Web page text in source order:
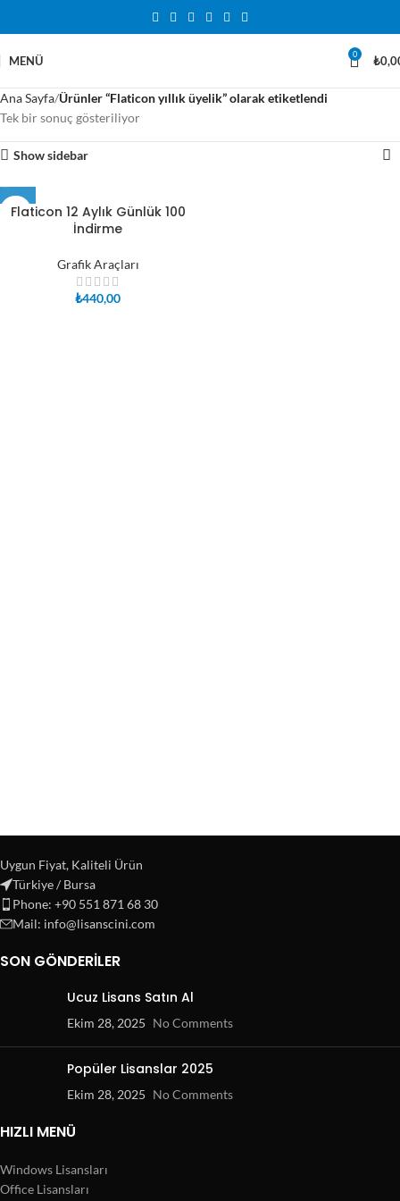
MENÜ 0 ₺
Ana Sayfa Ürünler “Flaticon yıllık üyelik” olarak etiketlendi
Tek bir sonuç gösteriliyor
Show sidebar
Flaticon 12 Aylık Günlük 100
İndirme
Grafik Araçları
₺440,00
Uygun Fiyat, Kaliteli Ürün
Türkiye / Bursa
Phone: +90 551 871 68 30
Mail: info@lisanscini.com
SON GÖNDERILER
Ucuz Lisans Satın Al
Ekim 28, 2025 No Comments
Popüler Lisanslar 2025
Ekim 28, 2025 No Comments
HIZLI MENÜ
Windows Lisansları
Office Lisansları